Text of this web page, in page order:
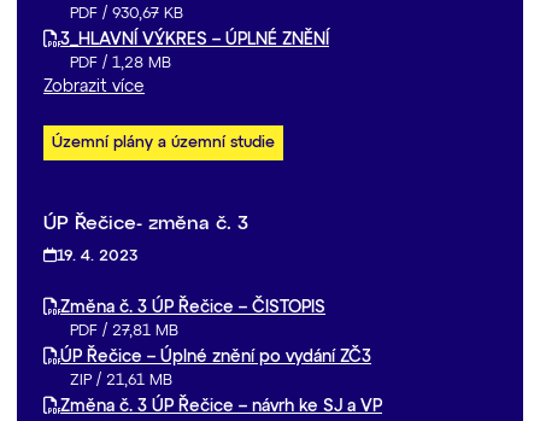
PDF / 930,67 KB
3_HLAVNÍ VÝKRES – ÚPLNÉ ZNĚNÍ
PDF / 1,28 MB
Zobrazit více
Územní plány a územní studie
ÚP Řečice- změna č. 3
19. 4. 2023
Změna č. 3 ÚP Řečice – ČISTOPIS
PDF / 27,81 MB
ÚP Řečice – Úplné znění po vydání ZČ3
ZIP / 21,61 MB
Změna č. 3 ÚP Řečice – návrh ke SJ a VP